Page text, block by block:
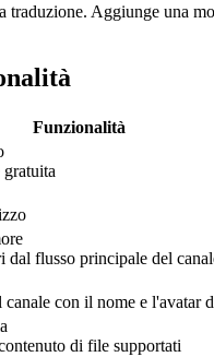
traduzione. Aggiunge una
Funzionalità
flusso principale del
con il nome e l'avatar
di file supportati